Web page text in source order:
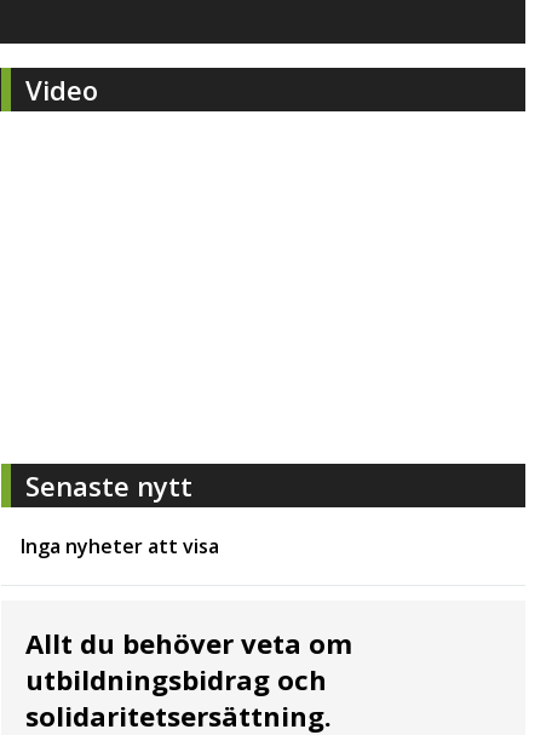
Video
Senaste nytt
Inga nyheter att visa
Allt du behöver veta om
utbildningsbidrag och
solidaritetsersättning.